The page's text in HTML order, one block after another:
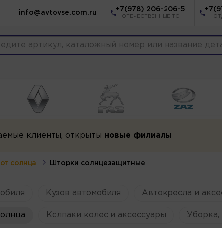
info@avtovse.com.ru
+7(978) 206-206-5
ОТЕЧЕСТВЕННЫЕ ТС
клиенты, открыты новые филиалы
солнца Шторки солнцезащитные
Кузов автомобиля Автокресла и
Колпаки колес и аксессуары Уборка,